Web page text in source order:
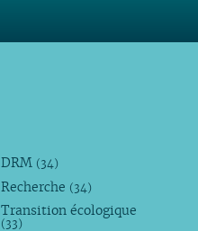
DRM (34)
Recherche (34)
Transition écologique
(33)